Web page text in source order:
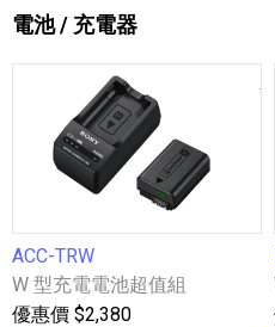
電池 / 充電器
ACC-TRW
W 型充電電池超值組
優惠價 $2,380